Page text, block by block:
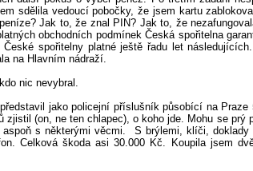
sdělila vedoucí pobočky, že jsem kartu
Jak to, že znal PIN? Jak to, že
obchodních podmínek Česká spořitelna
spořitelny platné ještě řadu let
na Hlavním nádraží.
nic nevybral.
jako policejní příslušník působící na
(on, ne ten chlapec), o koho jde. Mohu se prý
s některými věcmi. S brýlemi, klíči, doklady
Celková škoda asi 30.000 Kč. Koupila jsem